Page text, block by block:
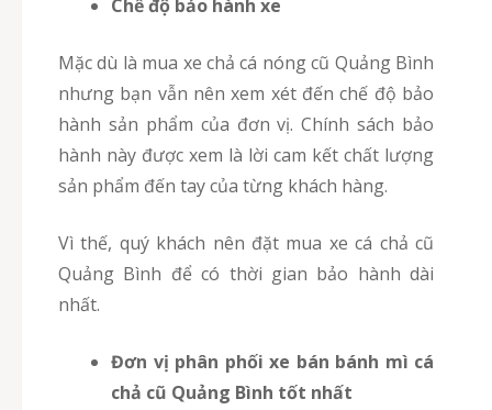
Chế độ bảo hành xe
Mặc dù là mua xe chả cá nóng cũ Quảng Bình
nhưng bạn vẫn nên xem xét đến chế độ bảo
hành sản phẩm của đơn vị. Chính sách bảo
hành này được xem là lời cam kết chất lượng
sản phẩm đến tay của từng khách hàng.
Vì thế, quý khách nên đặt mua xe cá chả cũ
Quảng Bình để có thời gian bảo hành dài
nhất.
Đơn vị phân phối xe bán bánh mì cá
chả cũ Quảng Bình tốt nhất